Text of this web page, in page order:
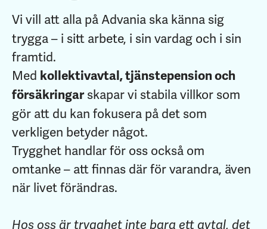
Vi vill att alla på Advania ska känna sig
trygga – i sitt arbete, i sin vardag och i sin
framtid.
Med kollektivavtal, tjänstepension och
försäkringarskapar vi stabila villkor som
gör att du kan fokusera på det som
verkligen betyder något.
Trygghet handlar för oss också om
omtanke – att finnas där för varandra, även
när livet förändras.
Hos oss är trygghet inte bara ett avtal, det